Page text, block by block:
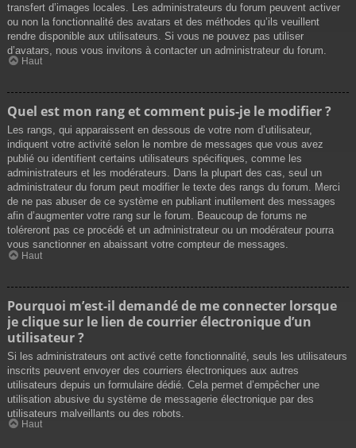
transfert d’images locales. Les administrateurs du forum peuvent activer
ou non la fonctionnalité des avatars et des méthodes qu’ils veuillent
rendre disponible aux utilisateurs. Si vous ne pouvez pas utiliser
d’avatars, nous vous invitons à contacter un administrateur du forum.
Haut
Quel est mon rang et comment puis-je le modifier ?
Les rangs, qui apparaissent en dessous de votre nom d’utilisateur,
indiquent votre activité selon le nombre de messages que vous avez
publié ou identifient certains utilisateurs spécifiques, comme les
administrateurs et les modérateurs. Dans la plupart des cas, seul un
administrateur du forum peut modifier le texte des rangs du forum. Merci
de ne pas abuser de ce système en publiant inutilement des messages
afin d’augmenter votre rang sur le forum. Beaucoup de forums ne
toléreront pas ce procédé et un administrateur ou un modérateur pourra
vous sanctionner en abaissant votre compteur de messages.
Haut
Pourquoi m’est-il demandé de me connecter lorsque
je clique sur le lien de courrier électronique d’un
utilisateur ?
Si les administrateurs ont activé cette fonctionnalité, seuls les utilisateurs
inscrits peuvent envoyer des courriers électroniques aux autres
utilisateurs depuis un formulaire dédié. Cela permet d’empêcher une
utilisation abusive du système de messagerie électronique par des
utilisateurs malveillants ou des robots.
Haut